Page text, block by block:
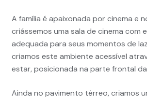
A família é apaixonada por cinema e
criássemos uma sala de cinema com
adequada para seus momentos de
criamos este ambiente acessível
estar, posicionada na parte frontal
Ainda no pavimento térreo, criamos